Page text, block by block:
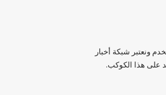
مستخدم ونعتبر شبكة أخبار
على هذا الكوكب.